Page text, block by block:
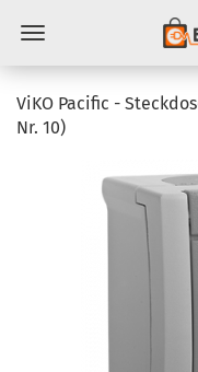
ViKO Pa­ci­fic -
Nr. 10)